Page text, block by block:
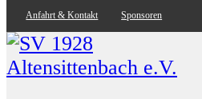
Anfahrt & Kontakt Sponsoren